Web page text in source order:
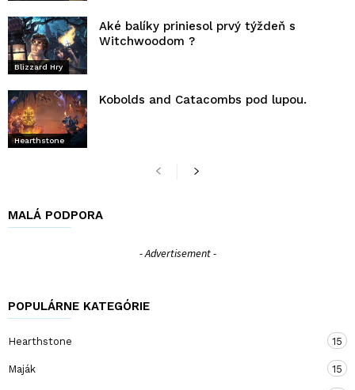
Blizzard Hry
Aké balíky priniesol prvý týždeň s
Witchwoodom ?
Hearthstone
Kobolds and Catacombs pod lupou.
MALÁ PODPORA
- Advertisement -
POPULÁRNE KATEGÓRIE
Hearthstone 15
Maják 15